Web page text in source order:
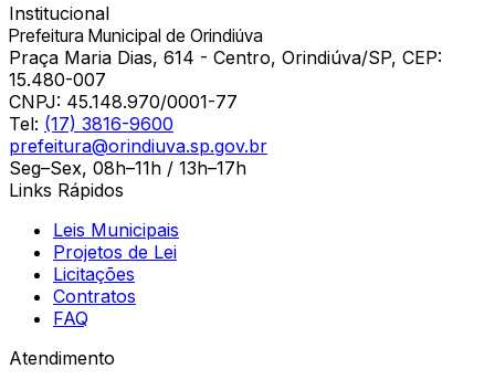
Institucional
Prefeitura Municipal de Orindiúva
Praça Maria Dias, 614 - Centro, Orindiúva/SP, CEP:
15.480-007
CNPJ: 45.148.970/0001-77
Tel: (17) 3816-9600
prefeitura@orindiuva.sp.gov.br
Seg–Sex, 08h–11h / 13h–17h
Links Rápidos
Leis Municipais
Projetos de Lei
Licitações
Contratos
FAQ
Atendimento